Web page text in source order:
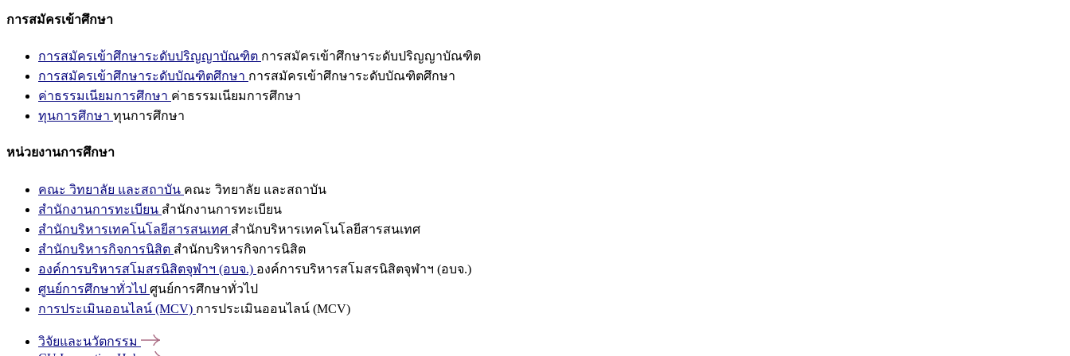
การสมัครเข้าศึกษา
การสมัครเข้าศึกษาระดับปริญญาบัณฑิต การสมัครเข้าศึกษาระดับปริญญาบัณฑิต
การสมัครเข้าศึกษาระดับบัณฑิตศึกษา การสมัครเข้าศึกษาระดับบัณฑิตศึกษา
ค่าธรรมเนียมการศึกษา ค่าธรรมเนียมการศึกษา
ทุนการศึกษา ทุนการศึกษา
หน่วยงานการศึกษา
คณะ วิทยาลัย และสถาบัน คณะ วิทยาลัย และสถาบัน
สำนักงานการทะเบียน สำนักงานการทะเบียน
สำนักบริหารเทคโนโลยีสารสนเทศ สำนักบริหารเทคโนโลยีสารสนเทศ
สำนักบริหารกิจการนิสิต สำนักบริหารกิจการนิสิต
องค์การบริหารสโมสรนิสิตจุฬาฯ (อบจ.) องค์การบริหารสโมสรนิสิตจุฬาฯ (อบจ.)
ศูนย์การศึกษาทั่วไป ศูนย์การศึกษาทั่วไป
การประเมินออนไลน์ (MCV) การประเมินออนไลน์ (MCV)
วิจัยและนวัตกรรม